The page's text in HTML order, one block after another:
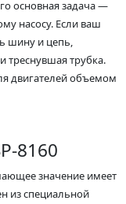
основная задача —
насосу. Если ваш
шину и цепь,
треснувшая трубка.
двигателей объемом
8160
значение имеет
из специальной